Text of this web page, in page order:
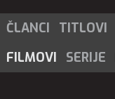
ČLANCI TITLOVI
FILMOVI
SERIJE